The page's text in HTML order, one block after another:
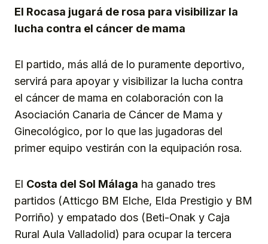
El Rocasa jugará de rosa para visibilizar la
lucha contra el cáncer de mama
El partido, más allá de lo puramente deportivo,
servirá para apoyar y visibilizar la lucha contra
el cáncer de mama en colaboración con la
Asociación Canaria de Cáncer de Mama y
Ginecológico, por lo que las jugadoras del
primer equipo vestirán con la equipación rosa.
El Costa del Sol Málaga ha ganado tres
partidos (Atticgo BM Elche, Elda Prestigio y BM
Porriño) y empatado dos (Beti-Onak y Caja
Rural Aula Valladolid) para ocupar la tercera